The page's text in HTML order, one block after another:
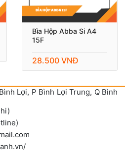
Bìa Hộp Abba Si A4
15F
28.500 VNĐ
Lợi, P Bình Lợi Trung, Q Bình